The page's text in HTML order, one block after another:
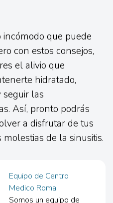
que puede
con estos consejos,
el alivio que
hidratado,
las
Así, pronto podrás
a disfrutar de tus
de la sinusitis.
Equipo de Centro
Medico Roma
Somos un equipo de